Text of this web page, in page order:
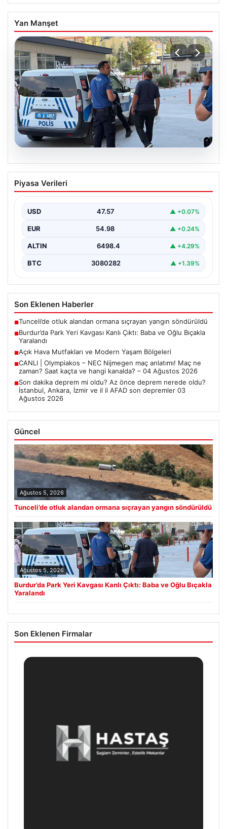
Yan Manşet
05.08.2026
Burdur’da Park Yeri Kavgası Kanlı Çıktı:
Baba ve Oğlu Bıçakla Yaralandı
anlaşmazlık, komşular arasında kısa sürede büyüyerek
kanlı…
Piyasa Verileri
USD 47.57 ▲ +0.07%
EUR 54.98 ▲ +0.24%
ALTIN 6498.4 ▲ +4.29%
BTC 3080282 ▲ +1.39%
Son Eklenen Haberler
■Tunceli’de otluk alandan ormana sıçrayan yangın söndürüldü
■Burdur’da Park Yeri Kavgası Kanlı Çıktı: Baba ve Oğlu Bıçakla
Yaralandı
■Açık Hava Mutfakları ve Modern Yaşam Bölgeleri
■CANLI | Olympiakos – NEC Nijmegen maç anlatımı! Maç ne
zaman? Saat kaçta ve hangi kanalda? – 04 Ağustos 2026
■Son dakika deprem mi oldu? Az önce deprem nerede oldu?
İstanbul, Ankara, İzmir ve il il AFAD son depremler 03
Ağustos 2026
Güncel
Ağustos 5, 2026
Tunceli’de otluk alandan ormana sıçrayan yangın söndürüldü
Ağustos 5, 2026
Burdur’da Park Yeri Kavgası Kanlı Çıktı: Baba ve Oğlu Bıçakla
Yaralandı
Son Eklenen Firmalar